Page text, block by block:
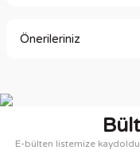
Önerileriniz
Görüş ve önerileriniz
E-bülten listemize